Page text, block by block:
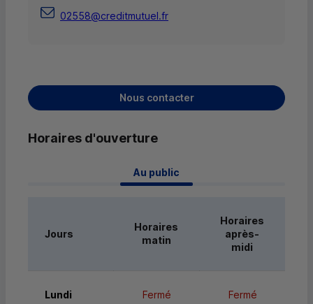
02558@creditmutuel.fr
Nous contacter
Horaires d'ouverture
Au public
Jours
Horaires
matin
Horaires
après-
midi
Lundi Fermé Fermé